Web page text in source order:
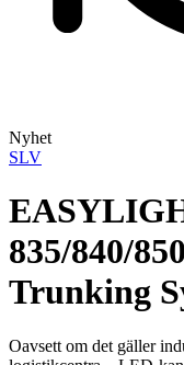
Nyhet
SLV
835/840/
Trunking
Oavsett om det gäller